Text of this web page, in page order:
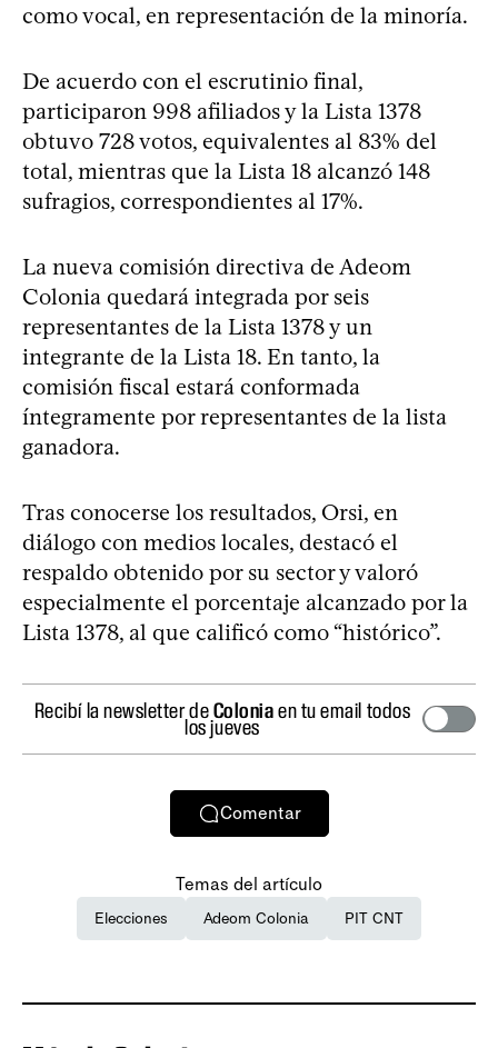
como vocal, en representación de la minoría.
De acuerdo con el escrutinio final,
participaron 998 afiliados y la Lista 1378
obtuvo 728 votos, equivalentes al 83% del
total, mientras que la Lista 18 alcanzó 148
sufragios, correspondientes al 17%.
La nueva comisión directiva de Adeom
Colonia quedará integrada por seis
representantes de la Lista 1378 y un
integrante de la Lista 18. En tanto, la
comisión fiscal estará conformada
íntegramente por representantes de la lista
ganadora.
Tras conocerse los resultados, Orsi, en
diálogo con medios locales, destacó el
respaldo obtenido por su sector y valoró
especialmente el porcentaje alcanzado por la
Lista 1378, al que calificó como “histórico”.
Recibí la newsletter deColoniaen tu email todos
los jueves
Comentar
Temas del artículo
Elecciones Adeom Colonia PIT CNT